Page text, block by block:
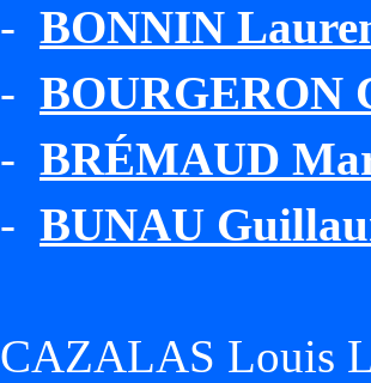
- BONNIN
- BOURGERON
- BRÉMAUD
- BUNAU
CAZALAS Louis